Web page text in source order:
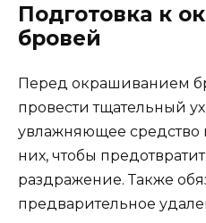
Подготовка к
бровей
Перед окрашиванием
провести тщательный
увлажняющее средство
них, чтобы
раздражение. Тaкже
предварительное